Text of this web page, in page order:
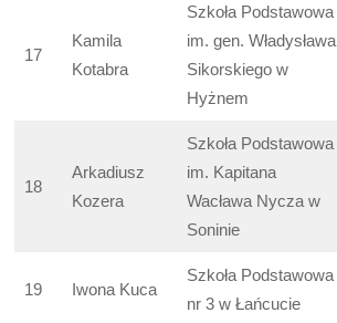
17
Kamila
Kotabra
Szkoła Podstawowa
im. gen. Władysława
Sikorskiego w
Hyżnem
18
Arkadiusz
Kozera
Szkoła Podstawowa
im. Kapitana
Wacława Nycza w
Soninie
19 Iwona Kuca
Szkoła Podstawowa
nr 3 w Łańcucie